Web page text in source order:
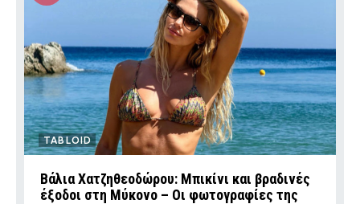
TABLOID
Βάλια Χατζηθεοδώρου: Μπικίνι και βραδινές
έξοδοι στη Μύκονο – Οι φωτογραφίες της